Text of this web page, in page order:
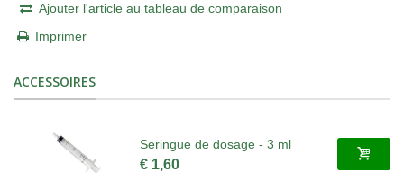
Ajouter l'article au tableau de comparaison
Imprimer
ACCESSOIRES
Seringue de dosage - 3 ml
€ 1,60